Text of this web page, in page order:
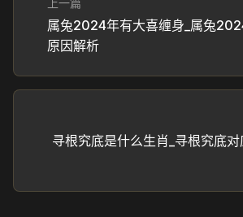
上一篇
属兔2024年有大喜缠身_属兔
原因解析
寻根究底是什么生肖_寻根究底